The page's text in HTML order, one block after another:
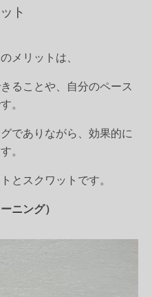
ト
メリットは、
ることや、自分のペース
。
でありながら、効果的に
。
とスクワットです。
ニング）